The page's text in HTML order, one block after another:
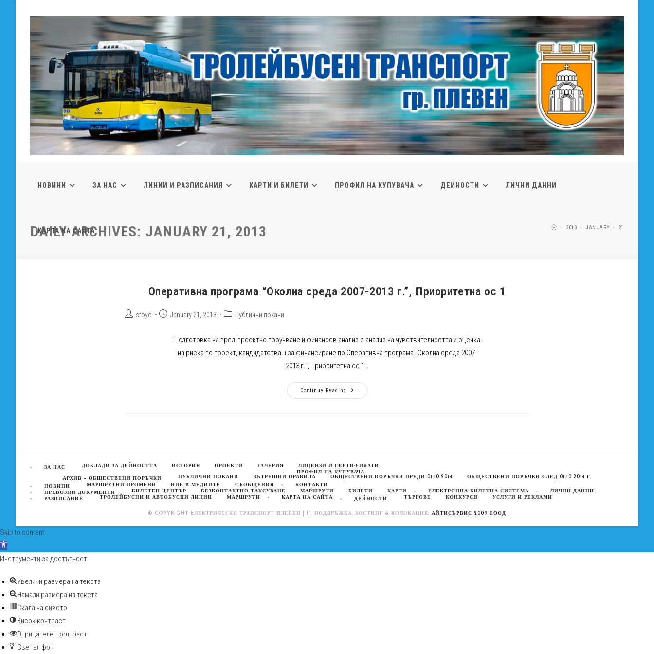
НОВИНИ ЗА НАС ЛИНИИ И РАЗПИСАНИЯ КАРТИ И БИЛЕТИ ПРОФИЛ НА КУПУВАЧА ДЕЙНОСТИ ЛИЧНИ ДАННИ
КАРТА НА САЙТА
DAILY ARCHIVES: JANUARY 21, 2013 > 2013 > JANUARY > 21
Оперативна програма “Околна среда 2007-2013 г.”, Приоритетна ос 1
Poststoyo
Post January 21, 2013
PostПублични покани
Подготовка на пред-проектно проучване и финансов анализ с анализ на чувствителността и оценка
на риска по проект, кандидатстващ за финансиране по Оперативна програма "Околна среда 2007-
2013 г.", Приоритетна ос 1…
Continue Reading
Оперативна
Програма
ЗА НАС ДОКЛАДИ ЗА ДЕЙНОСТТА ИСТОРИЯ ПРОЕКТИ ГАЛЕРИЯ
ЛИЦЕНЗИ И СЕРТИФИКАТИ
ПРОФИЛ НА КУПУВАЧА
АРХИВ – ОБЩЕСТВЕНИ ПОРЪЧКИ
ПУБЛИЧНИ ПОКАНИ ВЪТРЕШНИ ПРАВИЛА ОБЩЕСТВЕНИ ПОРЪЧКИ ПРЕДИ 01.10.2014
ОБЩЕСТВЕНИ ПОРЪЧКИ СЛЕД 01.10.2014 Г.
НОВИНИ
МАРШРУТНИ ПРОМЕНИ НИЕ В МЕДИИТЕ СЪОБЩЕНИЯ
КОНТАКТИ
ПРЕВОЗНИ ДОКУМЕНТИ
БИЛЕТЕН ЦЕНТЪР БЕЗКОНТАКТНО ТАКСУВАНЕ МАРШРУТИ БИЛЕТИ КАРТИ ЕЛЕКТРОННА БИЛЕТНА СИСТЕМА
ЛИЧНИ ДАННИ
РАЗПИСАНИЕ
ТРОЛЕЙБУСНИ И АВТОБУСНИ ЛИНИИ МАРШРУТИ КАРТА НА САЙТА ДЕЙНОСТИ ТЪРГОВЕ КОНКУРСИ УСЛУГИ И РЕКЛАМИ
© COPYRIGHT EЛЕКТРИЧЕСКИ ТРАНСПОРТ ПЛЕВЕН | IT ПОДДРЪЖКА, ХОСТИНГ & КОЛОКАЦИЯ: АЙТИСЪРВИС 2009 ЕООД
Skip to content
Open toolbar
Инструменти за достъпност
Увеличи размера на текста
Намали размера на текста
Скала на сивото
Висок контраст
Отрицателен контраст
Светъл фон